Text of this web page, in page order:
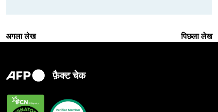
अगला लेख पिछला लेख
फ़ैक्ट चेक